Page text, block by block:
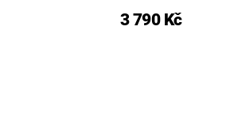
3 790 Kč